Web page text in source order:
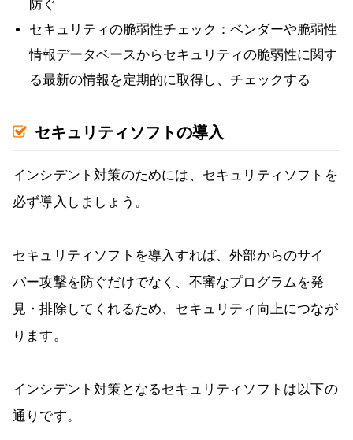
防ぐ
セキュリティの脆弱性チェック：ベンダーや脆弱性
情報データベースからセキュリティの脆弱性に関す
る最新の情報を定期的に取得し、チェックする
セキュリティソフトの導入
インシデント対策のためには、セキュリティソフトを
必ず導入しましょう。
セキュリティソフトを導入すれば、外部からのサイ
バー攻撃を防ぐだけでなく、不審なプログラムを発
見・排除してくれるため、セキュリティ向上につなが
ります。
インシデント対策となるセキュリティソフトは以下の
通りです。